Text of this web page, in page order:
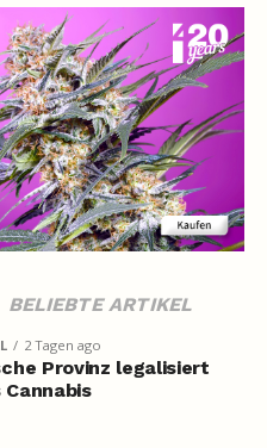
BELIEBTE ARTIKEL
2 Tagen ago
Provinz legalisiert